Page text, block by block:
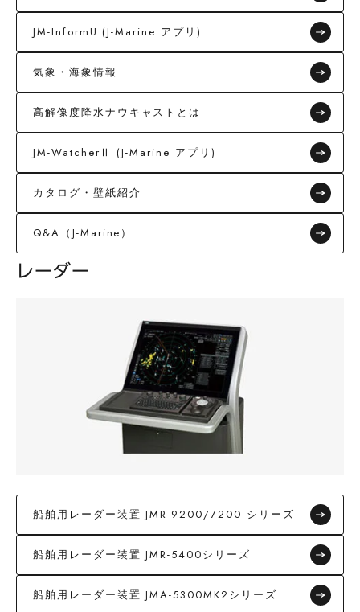
JM-InformU (J-Marine アプリ)
気象・海象情報
高解像度降水ナウキャストとは
JM-WatcherⅡ (J-Marine アプリ)
カタログ・壁紙紹介
Q&A（J-Marine）
レーダー
船舶用レーダー装置 JMR-9200/7200 シリーズ
船舶用レーダー装置 JMR-5400シリーズ
船舶用レーダー装置 JMA-5300MK2シリーズ